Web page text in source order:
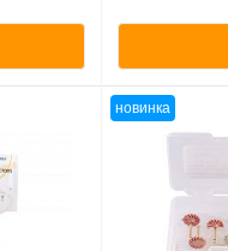
новинка